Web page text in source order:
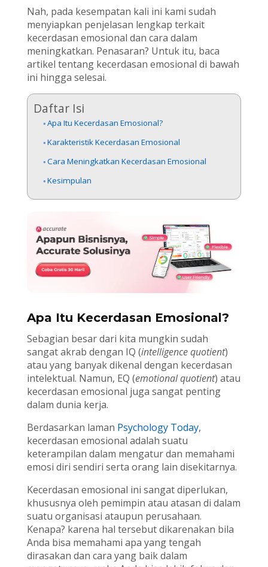
Nah, pada kesempatan kali ini kami sudah
menyiapkan penjelasan lengkap terkait
kecerdasan emosional dan cara dalam
meningkatkan. Penasaran? Untuk itu, baca
artikel tentang kecerdasan emosional di bawah
ini hingga selesai.
Daftar Isi
Apa Itu Kecerdasan Emosional?
Karakteristik Kecerdasan Emosional
Cara Meningkatkan Kecerdasan Emosional
Kesimpulan
Apa Itu Kecerdasan Emosional?
Sebagian besar dari kita mungkin sudah
sangat akrab dengan IQ (intelligence quotient)
atau yang banyak dikenal dengan kecerdasan
intelektual. Namun, EQ (emotional quotient) atau
kecerdasan emosional juga sangat penting
dalam dunia kerja.
Berdasarkan laman Psychology Today,
kecerdasan emosional adalah suatu
keterampilan dalam mengatur dan memahami
emosi diri sendiri serta orang lain disekitarnya.
Kecerdasan emosional ini sangat diperlukan,
khususnya oleh pemimpin atau atasan di dalam
suatu organisasi ataupun perusahaan.
Kenapa? karena hal tersebut dikarenakan bila
Anda bisa memahami apa yang tengah
dirasakan dan cara yang baik dalam